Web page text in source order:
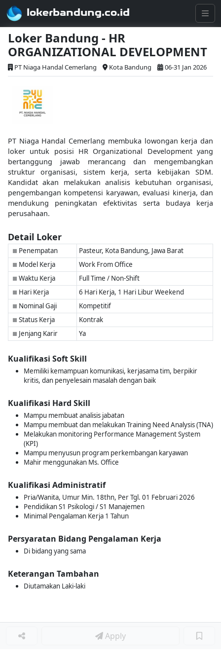
lokerbandung.co.id
Loker Bandung - HR
ORGANIZATIONAL DEVELOPMENT
PT Niaga Handal Cemerlang Kota Bandung 06-31 Jan 2026
PT Niaga Handal Cemerlang membuka lowongan kerja dan
loker untuk posisi HR Organizational Development yang
bertanggung jawab merancang dan mengembangkan
struktur organisasi, sistem kerja, serta kebijakan SDM.
Kandidat akan melakukan analisis kebutuhan organisasi,
pengembangan kompetensi karyawan, evaluasi kinerja, dan
mendukung peningkatan efektivitas serta budaya kerja
perusahaan.
Detail Loker
■ Penempatan Pasteur, Kota Bandung, Jawa Barat
■ Model Kerja Work From Office
■ Waktu Kerja Full Time / Non-Shift
■ Hari Kerja 6 Hari Kerja, 1 Hari Libur Weekend
■ Nominal Gaji Kompetitif
■ Status Kerja Kontrak
■ Jenjang Karir Ya
Kualifikasi Soft Skill
Memiliki kemampuan komunikasi, kerjasama tim, berpikir
kritis, dan penyelesain masalah dengan baik
Kualifikasi Hard Skill
Mampu membuat analisis jabatan
Mampu membuat dan melakukan Training Need Analysis (TNA)
Melakukan monitoring Performance Management System
(KPI)
Mampu menyusun program perkembangan karyawan
Mahir menggunakan Ms. Office
Kualifikasi Administratif
Pria/Wanita, Umur Min. 18thn, Per Tgl. 01 Februari 2026
Pendidikan S1 Psikologi / S1 Manajemen
Minimal Pengalaman Kerja 1 Tahun
Persyaratan Bidang Pengalaman Kerja
Di bidang yang sama
Keterangan Tambahan
Diutamakan Laki-laki
Apply